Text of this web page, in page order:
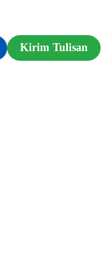
Kirim Tulisan